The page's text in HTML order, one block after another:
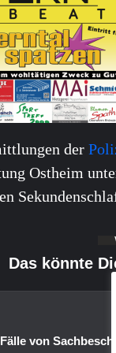
der
Ostheim
Das könnte
von